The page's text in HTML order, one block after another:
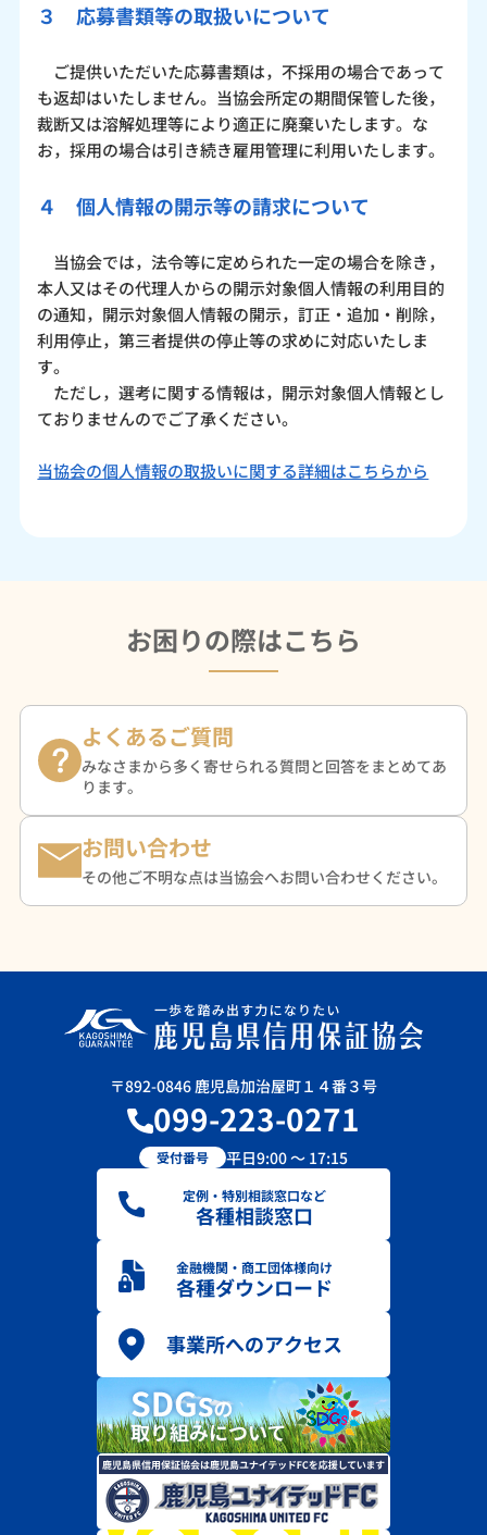
３ 応募書類等の取扱いについて
ご提供いただいた応募書類は，不採用の場合であって
も返却はいたしません。当協会所定の期間保管した後，
裁断又は溶解処理等により適正に廃棄いたします。な
お，採用の場合は引き続き雇用管理に利用いたします。
４ 個人情報の開示等の請求について
当協会では，法令等に定められた一定の場合を除き，
本人又はその代理人からの開示対象個人情報の利用目的
の通知，開示対象個人情報の開示，訂正・追加・削除，
利用停止，第三者提供の停止等の求めに対応いたしま
す。
ただし，選考に関する情報は，開示対象個人情報とし
ておりませんのでご了承ください。
当協会の個人情報の取扱いに関する詳細はこちらから
お困りの際はこちら
よくあるご質問
みなさまから多く寄せられる質問と回答をまとめてあ
ります。
お問い合わせ
その他ご不明な点は当協会へお問い合わせください。
〒892-0846 鹿児島加治屋町１４番３号
099-223-0271
受付番号 平日9:00 ～ 17:15
定例・特別相談窓口など
各種相談窓口
金融機関・商工団体様向け
各種ダウンロード
事業所へのアクセス